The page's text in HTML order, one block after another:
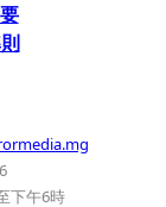
下午6時